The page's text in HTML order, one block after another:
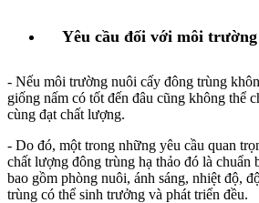
Yêu cầu đối với môi
- Nếu môi trường nuôi cấy đông trùng
giống nấm có tốt đến đâu cũng không thể
cùng đạt chất lượng.
- Do đó, một trong những yêu cầu quan
chất lượng đông trùng hạ thảo đó là
bao gồm phòng nuôi, ánh sáng, nhiệt độ,
trùng có thể sinh trưởng và phát triển đều.